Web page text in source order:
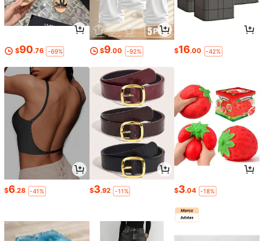
$90.76 -69% $9.00 -92% $16.00 -42%
$6.28 -41% $3.92 -11% $3.04 -18%